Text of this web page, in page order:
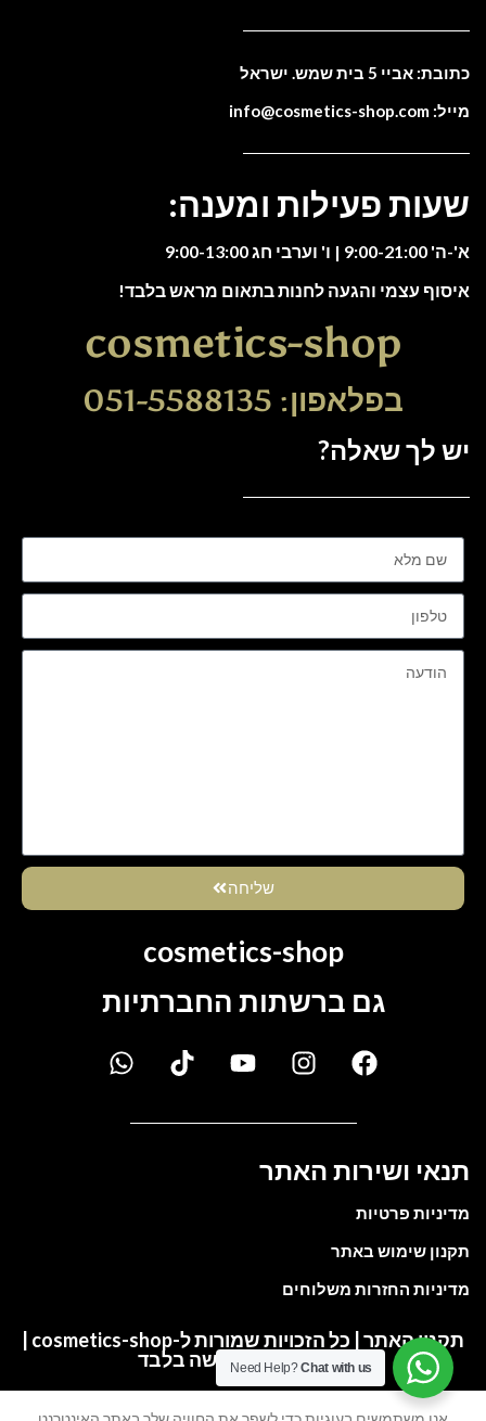
כתובת: אביי 5 בית שמש. ישראל
מייל: info@cosmetics-shop.com
שעות פעילות ומענה:
א'-ה' 9:00-21:00 | ו' וערבי חג 9:00-13:00
איסוף עצמי והגעה לחנות בתאום מראש בלבד!
cosmetics-shop
בפלאפון: 051-5588135
יש לך שאלה?
שליחה
cosmetics-shop
גם ברשתות החברתיות
תנאי ושירות האתר
מדיניות פרטיות
תקנון שימוש באתר
מדיניות החזרות משלוחים
תקנון האתר | כל הזכויות שמורות ל-cosmetics-shop |
התמונות להמחשה בלבד
Need Help?Chat with us